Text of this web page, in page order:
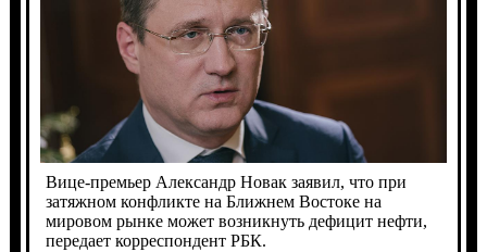
Вице-премьер Александр Новак заявил, что при
затяжном конфликте на Ближнем Востоке на
мировом рынке может возникнуть дефицит нефти,
передает корреспондент РБК.